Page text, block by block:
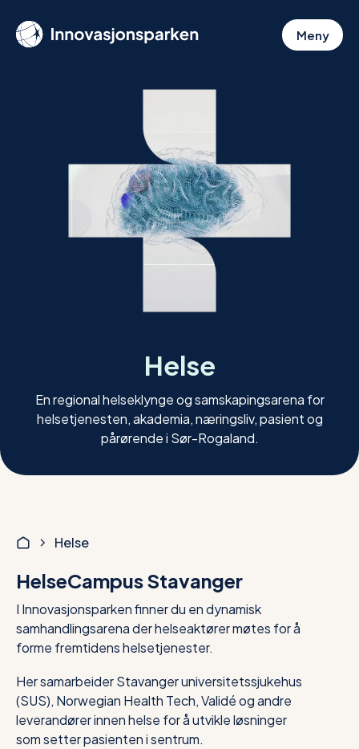
hovedinnhold
Meny
Helse
En regional helseklynge og samskapingsarena for
helsetjenesten, akademia, næringsliv, pasient og
pårørende i Sør-Rogaland.
Helse
HelseCampus Stavanger
I Innovasjonsparken finner du en dynamisk
samhandlingsarena der helseaktører møtes for å
forme fremtidens helsetjenester.
Her samarbeider Stavanger universitetssjukehus
(SUS), Norwegian Health Tech, Validé og andre
leverandører innen helse for å utvikle løsninger
som setter pasienten i sentrum.